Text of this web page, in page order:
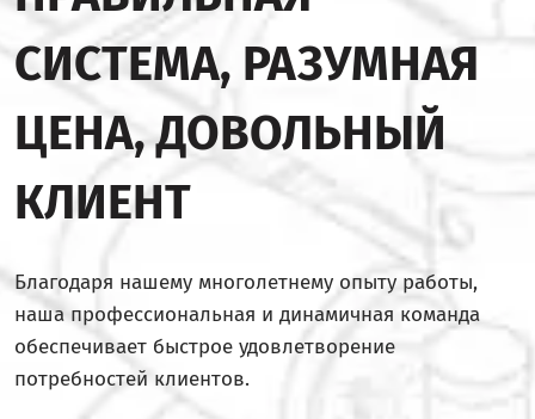
СИСТЕМА, РАЗУМНАЯ
ЦЕНА, ДОВОЛЬНЫЙ
КЛИЕНТ
Благодаря нашему многолетнему опыту работы,
наша профессиональная и динамичная команда
обеспечивает быстрое удовлетворение
потребностей клиентов.